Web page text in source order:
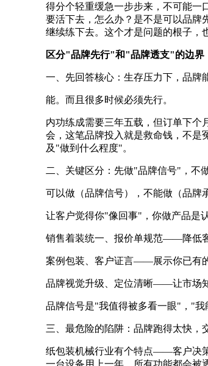
得分个轻重缓急一步步来，不可能一
要活下去，怎么办？是不是可以品牌
继续练下去。这个才是问题的根子，
区分"品牌先行"和"品牌透支"的边界
一、先回答核心：生存压力下，品牌
能。而且很多时候必须先行。
内功练成需要三年五载，但订单下个
会，这笔品牌投入就是救命钱，不
及"做到什么程度"。
二、关键区分：先做"品牌信号"，不
可以做（品牌信号），不能做（品牌
让客户觉得你"像回事"，你做产品
销售着装统一、报价单规范——降低
案例包装、客户证言——展示你已有
品牌视觉升级、定位清晰——让市场
品牌信号是"我值得被多看一眼"，"我
三、最危险的陷阱：品牌跑得太快，
纸包装机械行业有个特点——客户决